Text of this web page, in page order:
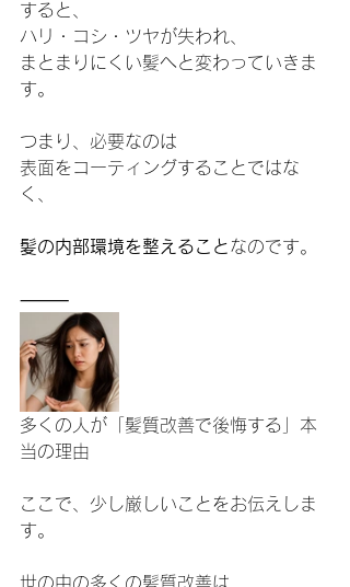
すると、
ハリ・コシ・ツヤが失われ、
まとまりにくい髪へと変わっていきま
す。
つまり、必要なのは
表面をコーティングすることではな
く、
髪の内部環境を整えることなのです。
⸻
多くの人が「髪質改善で後悔する」本
当の理由
ここで、少し厳しいことをお伝えしま
す。
世の中の多くの髪質改善は、